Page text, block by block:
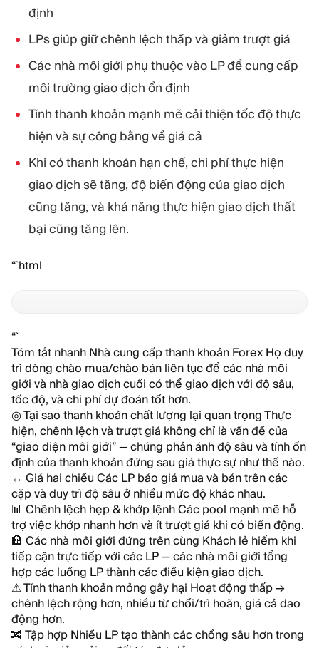
định
LPs giúp giữ chênh lệch thấp và giảm trượt giá
Các nhà môi giới phụ thuộc vào LP để cung cấp
môi trường giao dịch ổn định
Tính thanh khoản mạnh mẽ cải thiện tốc độ thực
hiện và sự công bằng về giá cả
Khi có thanh khoản hạn chế, chi phí thực hiện
giao dịch sẽ tăng, độ biến động của giao dịch
cũng tăng, và khả năng thực hiện giao dịch thất
bại cũng tăng lên.
“`html
“`
Tóm tắt nhanh Nhà cung cấp thanh khoản Forex Họ duy
trì dòng chào mua/chào bán liên tục để các nhà môi
giới và nhà giao dịch cuối có thể giao dịch với độ sâu,
tốc độ, và chi phí dự đoán tốt hơn.
◎Tại sao thanh khoản chất lượng lại quan trọngThực
hiện, chênh lệch và trượt giá không chỉ là vấn đề của
“giao diện môi giới” — chúng phản ánh độ sâu và tính ổn
định của thanh khoản đứng sau giá thực sự như thế nào.
↔ Giá hai chiều Các LP báo giá mua và bán trên các
cặp và duy trì độ sâu ở nhiều mức độ khác nhau.
📊 Chênh lệch hẹp & khớp lệnhCác pool mạnh mẽ hỗ
trợ việc khớp nhanh hơn và ít trượt giá khi có biến động.
🏦 Các nhà môi giới đứng trên cùng Khách lẻ hiếm khi
tiếp cận trực tiếp với các LP — các nhà môi giới tổng
hợp các luồng LP thành các điều kiện giao dịch.
⚠Tính thanh khoản mỏng gây hại Hoạt động thấp →
chênh lệch rộng hơn, nhiều từ chối/trì hoãn, giá cả dao
động hơn.
🔀Tập hợp Nhiều LP tạo thành các chồng sâu hơn trong